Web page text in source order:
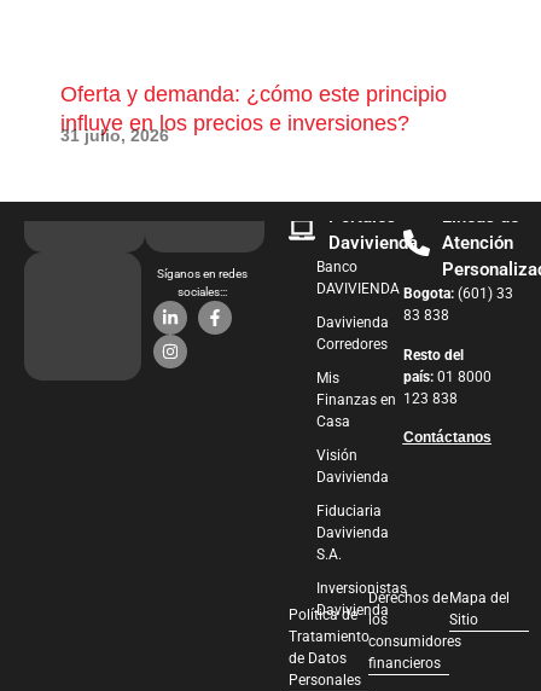
Oferta y demanda: ¿cómo este principio
influye en los precios e inversiones?
31 julio, 2026
Síganos en redes
sociales:::
Portales
Davivienda
Banco
DAVIVIENDA
Davivienda
Corredores
Mis
Finanzas en
Casa
Visión
Davivienda
Fiduciaria
Davivienda
S.A.
Inversionistas
Davivienda
Líneas de
Atención
Bogota: (601) 33
83 838
Resto del
país: 01 8000
123 838
Contáctanos
Política de
Tratamiento
de Datos
Personales
Derechos de
los
consumidores
financieros
Mapa del
Sitio